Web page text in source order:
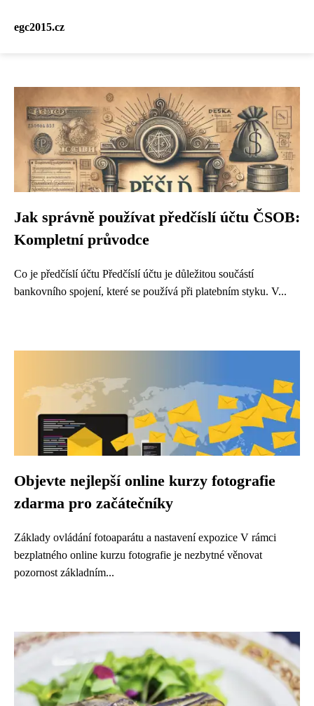
egc2015.cz
Jak správně používat předčíslí účtu ČSOB:
Kompletní průvodce
Co je předčíslí účtu Předčíslí účtu je důležitou součástí
bankovního spojení, které se používá při platebním styku. V...
Objevte nejlepší online kurzy fotografie
zdarma pro začátečníky
Základy ovládání fotoaparátu a nastavení expozice V rámci
bezplatného online kurzu fotografie je nezbytné věnovat
pozornost základním...